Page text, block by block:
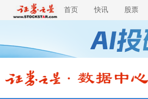
首页 快讯 股票